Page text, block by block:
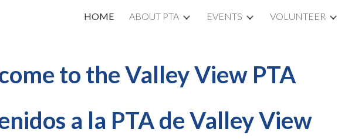
Skip to navigation
HOME ABOUT PTA EVENTS VOLUNTEER
to theValley View PTA
a la PTA de Valley View